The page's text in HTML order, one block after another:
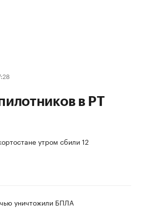
в РТ
утром сбили 12
уничтожили БПЛА